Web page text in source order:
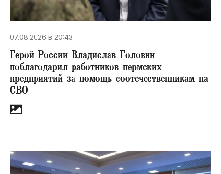
07.08.2026 в 20:43
Герой России Владислав Головин
поблагодарил работников пермских
предприятий за помощь соотечественникам на
СВО